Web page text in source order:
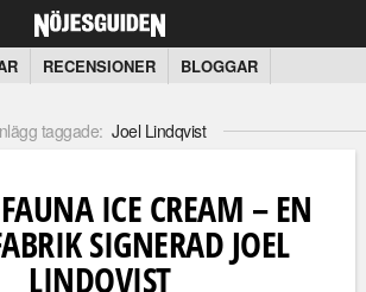
RECENSIONER BLOGGAR
taggade: Joel Lindqvist
ICE CREAM – EN
SIGNERAD JOEL
LINDQVIST